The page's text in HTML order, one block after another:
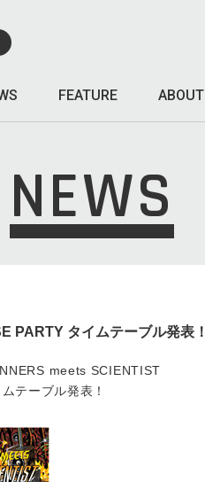
FEATURE ABOUT
NEWS
PARTY タイムテーブル発表！
meets SCIENTIST
テーブル発表！